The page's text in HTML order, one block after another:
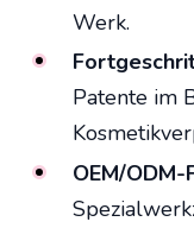
Werk.
Patente im
OEM/